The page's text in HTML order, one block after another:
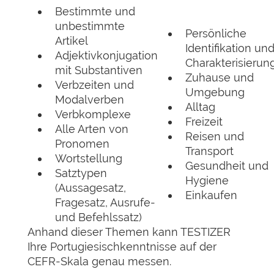
Bestimmte und
unbestimmte
Artikel
Adjektivkonjugation
mit Substantiven
Verbzeiten und
Modalverben
Verbkomplexe
Alle Arten von
Pronomen
Wortstellung
Satztypen
(Aussagesatz,
Fragesatz, Ausrufe-
und Befehlssatz)
Persönliche
Identifikation und
Zuhause und
Umgebung
Alltag
Freizeit
Reisen und
Transport
Gesundheit und
Hygiene
Einkaufen
Anhand dieser Themen kann TESTIZER
Ihre Portugiesischkenntnisse auf der
CEFR-Skala genau messen.